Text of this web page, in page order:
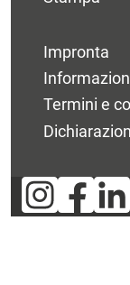
Impronta
Termini e